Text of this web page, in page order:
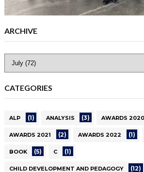
ARCHIVE
CATEGORIES
ALP (1) ANALYSIS (3) AWARDS 2020
AWARDS 2021 (2) AWARDS 2022 (1)
BOOK (5) C (1)
CHILD DEVELOPMENT AND PEDAGOGY (12)